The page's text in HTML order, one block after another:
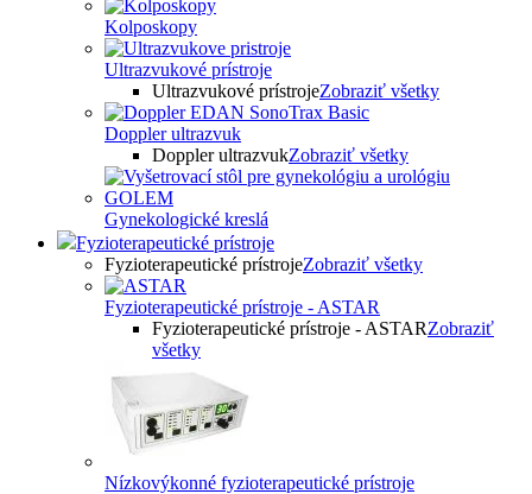
Kolposkopy
Ultrazvukové prístroje
Ultrazvukové prístrojeZobraziť všetky
Doppler ultrazvuk
Doppler ultrazvukZobraziť všetky
Gynekologické kreslá
Fyzioterapeutické prístroje
Fyzioterapeutické prístrojeZobraziť všetky
Fyzioterapeutické prístroje - ASTAR
Fyzioterapeutické prístroje - ASTARZobraziť
všetky
Nízkovýkonné fyzioterapeutické prístroje